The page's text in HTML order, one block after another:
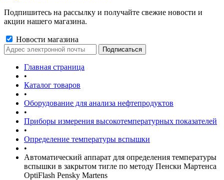
Подпишитесь на рассылку и получайте свежие новости и
акции нашего магазина.
Новости магазина
Главная страница
•
Каталог товаров
•
Оборудование для анализа нефтепродуктов
•
Приборы измерения высокотемпературных показателей
•
Определение температуры вспышки
•
Автоматический аппарат для определения температуры
вспышки в закрытом тигле по методу Пенски Мартенса
OptiFlash Pensky Martens